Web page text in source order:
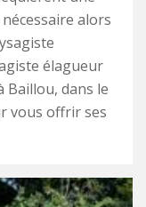
alors
élagueur
Baillou, dans le
vous offrir ses